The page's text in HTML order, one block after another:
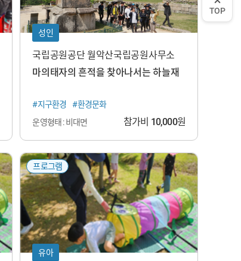
성인
국립공원공단 월악산국립공원사무소
마의태자의 흔적을 찾아나서는 하늘재
#지구환경
#환경문화
운영형태 : 비대면
참가비 10,000원
프로그램
유아
TOP